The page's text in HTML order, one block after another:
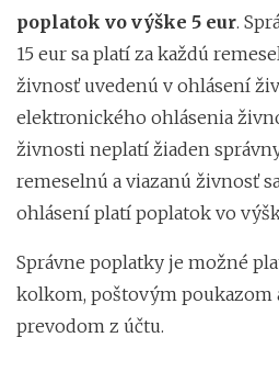
poplatok vo výške 5 eur.
15 eur sa platí za každú
živnosť uvedenú v ohlásení
elektronického ohlásenia
živnosti neplatí žiaden
remeselnú a viazanú živnosť
ohlásení platí poplatok vo
Správne poplatky je možné
kolkom, poštovým
prevodom z účtu.